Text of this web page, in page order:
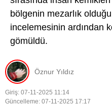
TEKNOLOJI
bölgenin mezarlık
incelemesinin ardından
gömüldü.
Öznur Yıldız
Giriş: 07-11-2025 11:14
Güncelleme: 07-11-2025 17:17